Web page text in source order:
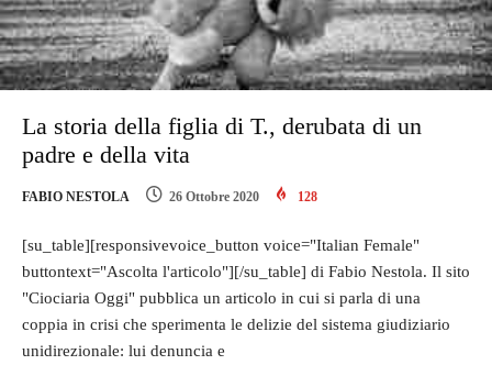
La storia della figlia di T., derubata di un
padre e della vita
FABIO NESTOLA 26 Ottobre 2020 128
[su_table][responsivevoice_button voice="Italian Female"
buttontext="Ascolta l'articolo"][/su_table] di Fabio Nestola. Il sito
"Ciociaria Oggi" pubblica un articolo in cui si parla di una
coppia in crisi che sperimenta le delizie del sistema giudiziario
unidirezionale: lui denuncia e